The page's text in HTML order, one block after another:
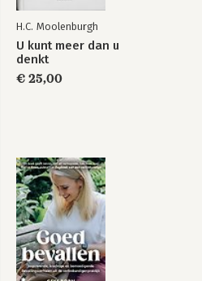
H.C. Moolenburgh
U kunt meer dan u
denkt
€ 25,00